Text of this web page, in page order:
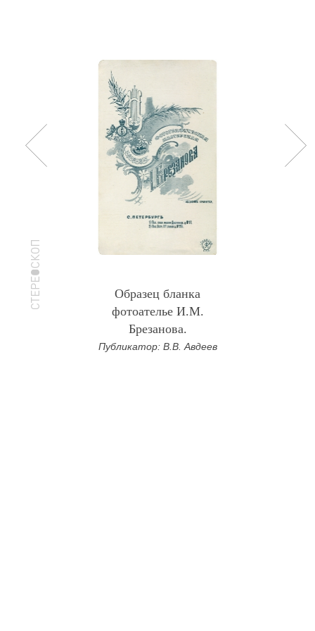
Образец бланка
фотоателье И.М.
Брезанова.
Публикатор: В.В. Авдеев